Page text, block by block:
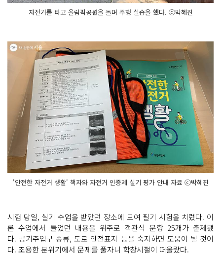
자전거를 타고 올림픽공원을 돌며 주행 실습을 했다. ⓒ박혜진
'안전한 자전거 생활' 책자와 자전거 인증제 실기 평가 안내 자료 ⓒ박혜진
시험 당일, 실기 수업을 받았던 장소에 모여 필기 시험을 치렀다. 이
론 수업에서 들었던 내용을 위주로 객관식 문항 25개가 출제됐
다. 공기주입구 종류, 도로 안전표지 등을 숙지하면 도움이 될 것이
다. 조용한 분위기에서 문제를 풀자니 학창시절이 떠올랐다.